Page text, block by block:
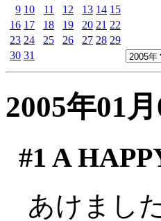
9 10 11 12 13 14 15
16 17 18 19 20 21 22
23 24 25 26 27 28 29
30 31
2005年01
#1 A
あけまし